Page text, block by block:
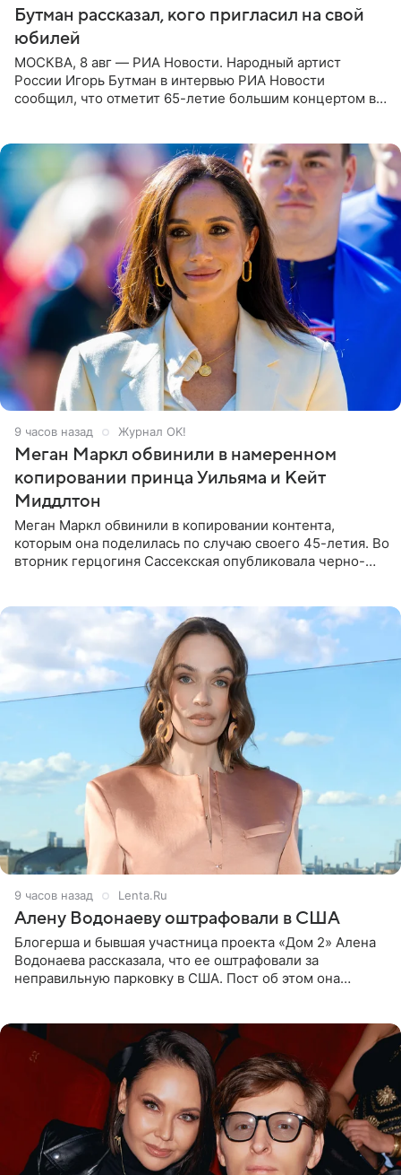
Бутман рассказал, кого пригласил на свой
юбилей
МОСКВА, 8 авг — РИА Новости. Народный артист
России Игорь Бутман в интервью РИА Новости
сообщил, что отметит 65-летие большим концертом в
9 часов назад Журнал OK!
Меган Маркл обвинили в намеренном
копировании принца Уильяма и Кейт
Миддлтон
Меган Маркл обвинили в копировании контента,
которым она поделилась по случаю своего 45-летия. Во
вторник герцогиня Сассекская опубликовала черно-
9 часов назад Lenta.Ru
Алену Водонаеву оштрафовали в США
Блогерша и бывшая участница проекта «Дом 2» Алена
Водонаева рассказала, что ее оштрафовали за
неправильную парковку в США. Пост об этом она